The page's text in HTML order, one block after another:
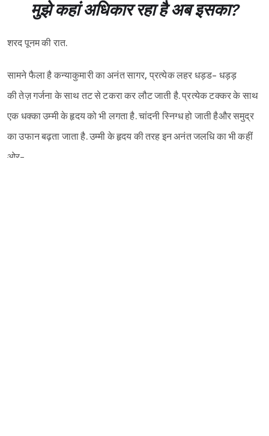
मुझे कहां अधिकार रहा है अब इसका?
शरद पूनम की रात.
सामने फैला है कन्याकुमारी का अनंत सागर, प्रत्येक लहर धड़ड- धड़ड़
की तेज़ गर्जना के साथ तट से टकरा कर लौट जाती है. प्रत्येक टक्कर के साथ
एक धक्का उम्मी के हृदय को भी लगता है. चांदनी स्निग्ध हो जाती हैऔर समुद्र
का उफान बढ़ता जाता है. उम्मी के हृदय की तरह इन अनंत जलधि का भी कहीं
ओर-